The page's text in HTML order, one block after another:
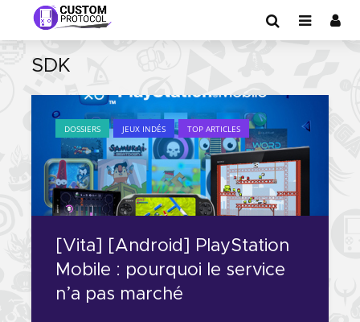
SDK
DOSSIERS JEUX INDÉS TOP ARTICLES
[Vita] [Android] PlayStation
Mobile : pourquoi le service
n’a pas marché